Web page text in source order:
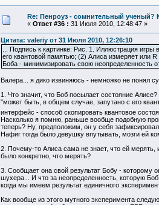
Re: Пенроуз - сомнительный ученый?
« Ответ #36 : 31 Июля 2010, 12:48:47 »
Цитата: valeriy от 31 Июля 2010, 12:26:10
... Подпись к картинке: Рис. 1. Иллюстрация
его квантовой памятью; (2) Алиса измеряет или
Боба - минимизировать свою неопределенность
Валера... я дико извиняюсь - немножко не понял
1. Что значит, что Боб посылает состояние
"может быть, в общем случае, запутано с его
интерфейс - способ скопировать квантовое
Насколько я помню, раньше вообще подобную
теперь? Ну, предположим, он у себя
Нафиг тогда было девушку впутывать, мозги ей
2. Почему-то Алиса сама не знает, что ей мерять,
было конкретно, что мерять?
3. Сообщает она свой результат Бобу - которому
шухера... И что за неопределенность, которую
когда мы имеем результат единичного
Как вообще из этого мутного эксперимента